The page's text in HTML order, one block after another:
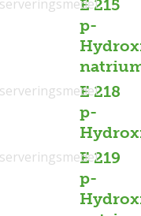
E 215
p-
E 218
p-
E 219
p-